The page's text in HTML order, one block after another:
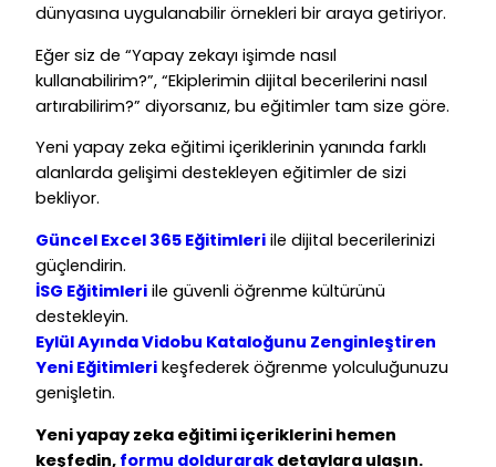
dünyasına uygulanabilir örnekleri bir araya getiriyor.
Eğer siz de “Yapay zekayı işimde nasıl
kullanabilirim?”, “Ekiplerimin dijital becerilerini nasıl
artırabilirim?” diyorsanız, bu eğitimler tam size göre.
Yeni yapay zeka eğitimi içeriklerinin yanında farklı
alanlarda gelişimi destekleyen eğitimler de sizi
bekliyor.
Güncel Excel 365 Eğitimleri ile dijital becerilerinizi
güçlendirin.
İSG Eğitimleri ile güvenli öğrenme kültürünü
destekleyin.
Eylül Ayında Vidobu Kataloğunu Zenginleştiren
Yeni Eğitimleri keşfederek öğrenme yolculuğunuzu
genişletin.
Yeniyapay zeka eğitimi içeriklerini hemen
keşfedin, formu doldurarak detaylara ulaşın.